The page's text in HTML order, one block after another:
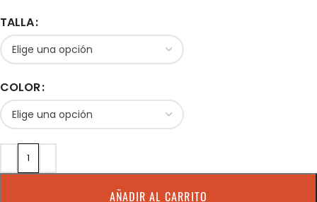
TALLA
COLOR
AÑADIR AL CARRITO